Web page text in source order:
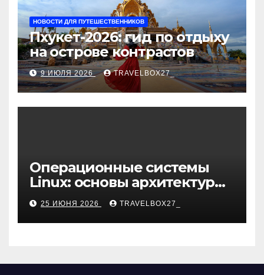
НОВОСТИ ДЛЯ ПУТЕШЕСТВЕННИКОВ
Пхукет-2026: гид по отдыху
на острове контрастов
9 ИЮЛЯ 2026 TRAVELBOX27_
Операционные системы
Linux: основы архитектуры,
компоненты и области
применения
25 ИЮНЯ 2026 TRAVELBOX27_